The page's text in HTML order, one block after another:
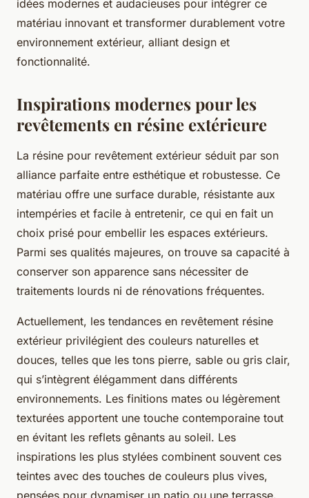
idées modernes et audacieuses pour intégrer ce
matériau innovant et transformer durablement votre
environnement extérieur, alliant design et
fonctionnalité.
Inspirations modernes pour les
revêtements en résine extérieure
La résine pour revêtement extérieur séduit par son
alliance parfaite entre esthétique et robustesse. Ce
matériau offre une surface durable, résistante aux
intempéries et facile à entretenir, ce qui en fait un
choix prisé pour embellir les espaces extérieurs.
Parmi ses qualités majeures, on trouve sa capacité à
conserver son apparence sans nécessiter de
traitements lourds ni de rénovations fréquentes.
Actuellement, les tendances en revêtement résine
extérieur privilégient des couleurs naturelles et
douces, telles que les tons pierre, sable ou gris clair,
qui s’intègrent élégamment dans différents
environnements. Les finitions mates ou légèrement
texturées apportent une touche contemporaine tout
en évitant les reflets gênants au soleil. Les
inspirations les plus stylées combinent souvent ces
teintes avec des touches de couleurs plus vives,
pensées pour dynamiser un patio ou une terrasse.